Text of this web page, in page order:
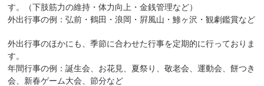
す。（下肢筋力の維持・体力向上・金銭管理など）
外出行事の例：弘前・鶴田・浪岡・屛風山・鯵ヶ沢・観劇鑑賞など
外出行事のほかにも、季節に合わせた行事を定期的に行っておりま
す。
年間行事の例：誕生会、お花見、夏祭り、敬老会、運動会、餅つき
会、新春ゲーム大会、節分など